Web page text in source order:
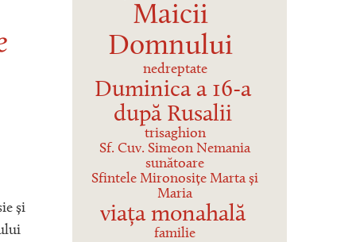
și
Maicii
Domnului
nedreptate
Duminica a 16-a
după Rusalii
trisaghion
Sf. Cuv. Simeon Nemania
sunătoare
Sfintele Mironosițe Marta și
Maria
viața monahală
familie